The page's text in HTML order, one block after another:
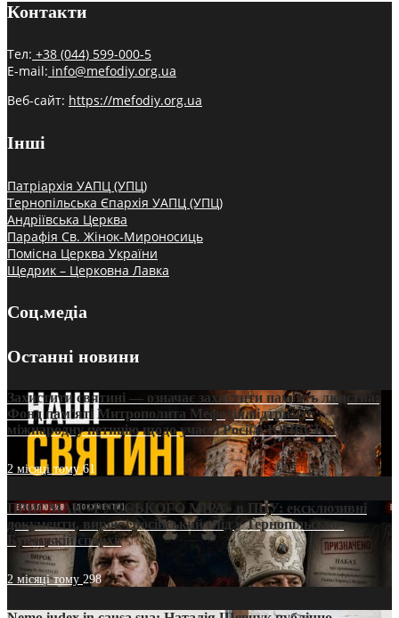
Контакти
Тел: +38 (044) 599-000-5
E-mail: info@mefodiy.org.ua
Веб-сайт: https://mefodiy.org.ua
Інші
Патріархія УАПЦ (УПЦ)
Тернопільська Єпархія УАПЦ (УПЦ)
Андріївська Церква
Парафія Св. Жінок-Мироносиць
Помісна Церква України
Щедрик – Церковна Лавка
Соц.медіа
Останні новини
Захистити святині — означає захистити пам’ять людства:
Фонд пам’яті Митрополита Мефодія підтримує
міжнародну петицію щодо участі Росії в ЮНЕСКО
2 місяці тому61
ПРИСМАК «РУССЬКОГО МІРА» в ПЦУ: ексклюзивні
документи, вирок і російський слід у Тернопільсько-
Бучацькій єпархії
2 місяці тому 298